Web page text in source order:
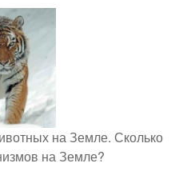
на Земле. Сколько
на Земле?